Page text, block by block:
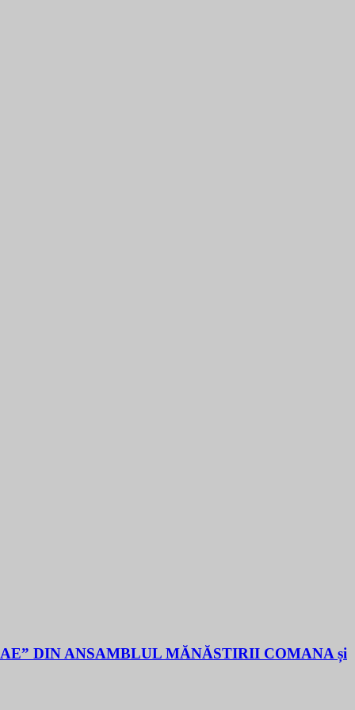
DIN ANSAMBLUL MĂNĂSTIRII COMANA și